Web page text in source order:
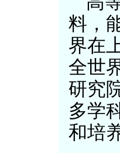
料，
界在
全世
研究
多学
和培